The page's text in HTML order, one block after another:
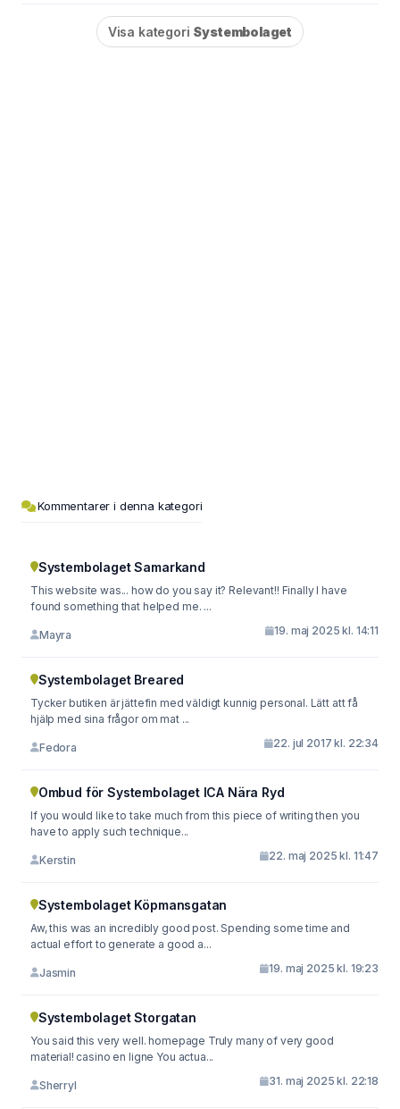
Visa kategori Systembolaget
Kommentarer i denna kategori
Systembolaget Samarkand
This website was... how do you say it? Relevant!! Finally I have
found something that helped me. ...
Mayra 19. maj 2025 kl. 14:11
Systembolaget Breared
Tycker butiken är jättefin med väldigt kunnig personal. Lätt att få
hjälp med sina frågor om mat ...
Fedora 22. jul 2017 kl. 22:34
Ombud för Systembolaget ICA Nära Ryd
If you would like to take much from this piece of writing then you
have to apply such technique...
Kerstin 22. maj 2025 kl. 11:47
Systembolaget Köpmansgatan
Aw, this was an incredibly good post. Spending some time and
actual effort to generate a good a...
Jasmin 19. maj 2025 kl. 19:23
Systembolaget Storgatan
You said this very well. homepage Truly many of very good
material! casino en ligne You actua...
Sherryl 31. maj 2025 kl. 22:18